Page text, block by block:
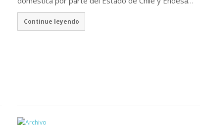
Continue leyendo